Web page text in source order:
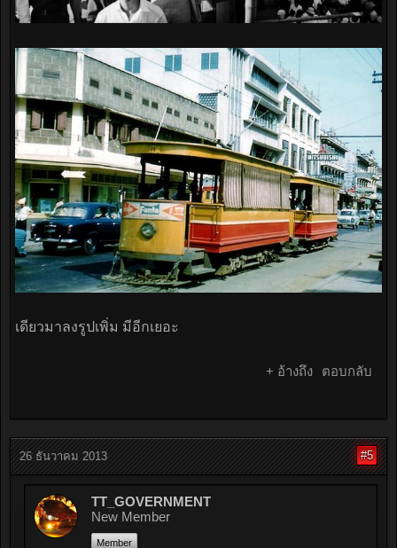
เดียวมาลงรูปเพิ่ม มีอีกเยอะ
+ อ้างถึง ตอบกลับ
26 ธันวาคม 2013 #5
TT_GOVERNMENT
New Member
Member